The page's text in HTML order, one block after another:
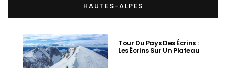
HAUTES-ALPES
Tour Du Pays Des Écrins :
Les Écrins Sur Un Plateau